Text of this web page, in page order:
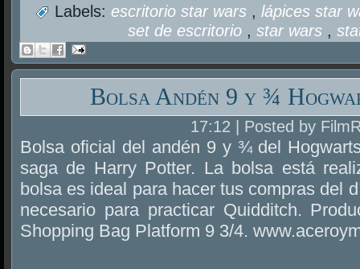
Labels:escritorio star wars ,lápices star
set de escritorio , star wars ,
Bolsa Andén 9 y ¾
17:12 | Posted by
Bolsa oficial del andén 9 y ¾ del
saga de Harry Potter. La bolsa está
bolsa es ideal para hacer tus compras del
necesario para practicar Quidditch.
Shopping Bag Platform 9 3/4.